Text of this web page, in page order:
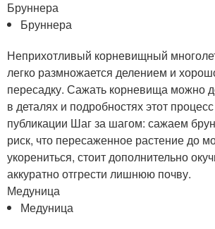
Бруннера
Бруннера
Неприхотливый корневищный
легко размножается делением и
пересадку. Сажать корневища можно
в деталях и подробностях этот
публикации Шаг за шагом: сажаем
риск, что пересаженное растение до
укорениться, стоит дополнительно
аккуратно отгрести лишнюю почву.
Медуница
Медуница